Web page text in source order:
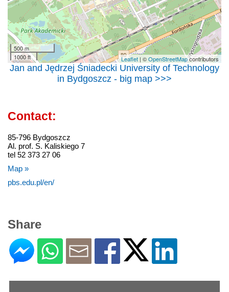
500 m
1000 ft
Leaflet | ©OpenStreetMapcontributors
Jan and Jędrzej Śniadecki University of Technology
in Bydgoszcz - big map >>>
Contact:
85-796 Bydgoszcz
Al. prof. S. Kaliskiego 7
tel 52 373 27 06
Map »
pbs.edu.pl/en/
Share